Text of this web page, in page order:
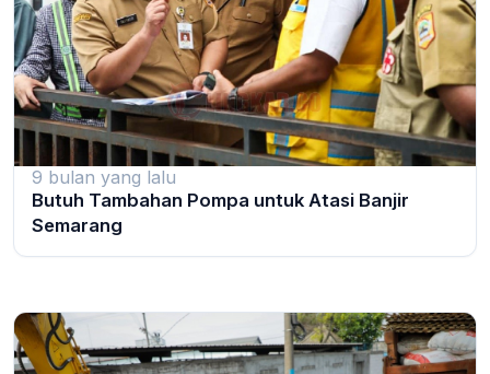
9 bulan yang lalu
Butuh Tambahan Pompa untuk Atasi Banjir
Semarang